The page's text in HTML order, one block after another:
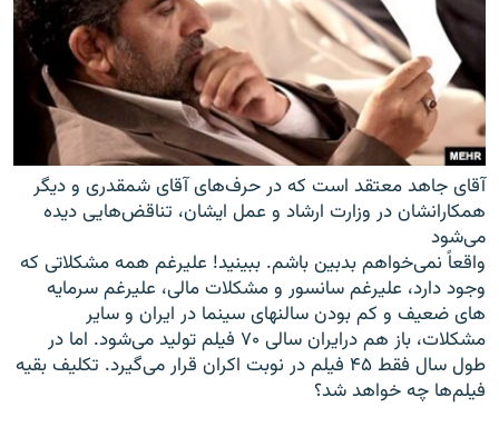
آقای جاهد معتقد است که در حرف‌های آقای شمقدری و دیگر
همکارانشان در وزارت ارشاد و عمل ایشان، تناقض‌هایی دیده
می‌شود
واقعاً نمی‌خواهم بدبین باشم. ببینید! علیرغم همه مشکلاتی که
وجود دارد، علیرغم سانسور و مشکلات مالی، علیرغم سرمایه
های ضعیف و کم بودن سالنهای سینما در ایران و سایر
مشکلات، باز هم درایران سالی ۷۰ فیلم تولید می‌شود. اما در
طول سال فقط ۴۵ فیلم در نوبت اکران قرار می‌گیرد. تکلیف بقیه
فیلم‌ها چه خواهد شد؟